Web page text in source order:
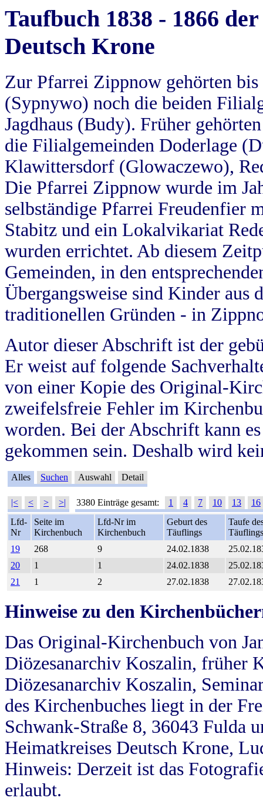
Taufbuch 1838 - 1866
Deutsch Krone
Zur Pfarrei Zippnow gehörten
(Sypnywo) noch die beiden
Jagdhaus (Budy). Früher
die Filialgemeinden Doderlage
Klawittersdorf (Glowaczewo),
Die Pfarrei Zippnow wurde im
selbständige Pfarrei Freudenfier
Stabitz und ein Lokalvikariat
wurden errichtet. Ab diesem
Gemeinden, in den
Übergangsweise sind Kinder aus
traditionellen Gründen - in
Autor dieser Abschrift ist der
Er weist auf folgende
von einer Kopie des Original-
zweifelsfreie Fehler im
worden. Bei der Abschrift kann
gekommen sein. Deshalb wird
Alles Suchen Auswahl Detail
|< < > >| 3380 Einträge gesamt: 1 4 7 10 13
16
Lfd-
Nr
Seite im
Kirchenbuch
Lfd-Nr im
Kirchenbuch
Geburt des
Täuflings
Taufe
Täuflings
19
268 9 24.02.1838
20
1 1 24.02.1838
21
1 2 27.02.1838
Hinweise zu den
Das Original-Kirchenbuch von
Diözesanarchiv Koszalin, früher
Diözesanarchiv Koszalin,
des Kirchenbuches liegt in der
Schwank-Straße 8, 36043 Fulda
Heimatkreises Deutsch Krone,
Hinweis: Derzeit ist das
erlaubt.